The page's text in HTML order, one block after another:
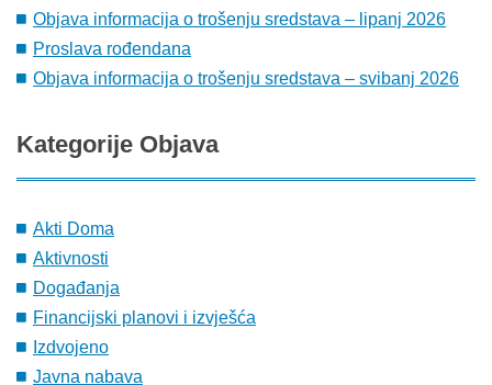
Objava informacija o trošenju sredstava – lipanj 2026
Proslava rođendana
Objava informacija o trošenju sredstava – svibanj 2026
Kategorije Objava
Akti Doma
Aktivnosti
Događanja
Financijski planovi i izvješća
Izdvojeno
Javna nabava